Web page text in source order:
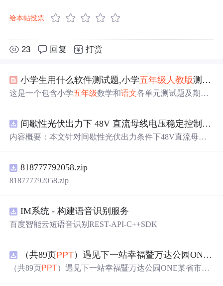
给本帖投票
23 回复 打赏
小学生用什么软件测试题,小学五年级 人教版测试题大全
这是一个包含小学五年级数学和语文各单元测试题及期中
间歇性光伏出力下 48V 直流母线电压稳定控制及储能双向充放电闭环调控体系研究（Simulink仿真实现）
内容概要：本文针对间歇性光伏出力条件下48V直流母线
含光伏阵列、Boost型DC-DC变换器、双向DC-DC变换器
与锂离子电池储能系统的完整拓扑结构，结合光伏最大功
架构，集成电压外环与电流内环双闭环控制策略，确保在
光照强度波动、负载突变等动态工况下维持母线电压稳
定。在Simulink环境中搭建全系统仿真模型，验证了控制策
在无外部电网支撑下的自主运行能力和电能质量水平。; 适
合人群：具备电力电子、自动控制与新能源系统基础知识
的电气工程及相关专业研究生、科研人员，以及从事光伏
818777792058.zip
818777792058.zip
IM系统 - 构建语音识别服务
百度智能云短语音识别REST-API-C++SDK
（共89页PPT）遇见下一站幸福暨万达公园ONE某省市热气球生活艺术节活动策划方案.
（共89页 PPT）遇见下一站幸福暨万达公园ONE某省市热